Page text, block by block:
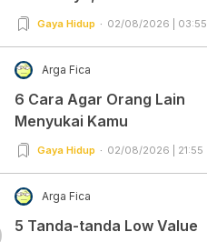
Gaya Hidup 02/08/2026 | 03:55
Arga Fica
6 Cara Agar Orang Lain
Menyukai Kamu
Gaya Hidup 02/08/2026 | 21:55
Arga Fica
5 Tanda-tanda Low Value